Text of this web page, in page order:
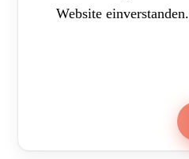
Website einverstanden.